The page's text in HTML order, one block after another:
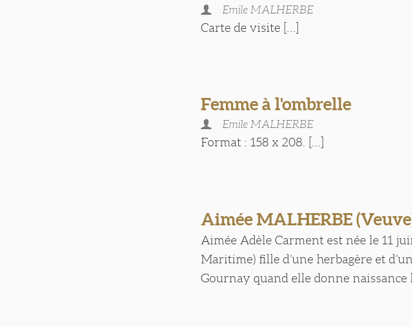
Emile MALHERBE
Carte de visite [...]
Femme à l'ombrelle
Emile MALHERBE
Format : 158 x 208. [...]
Aimée MALHERBE
Aimée Adèle Carment est née le 11
Maritime) fille d’une herbagère et
Gournay quand elle donne naissance